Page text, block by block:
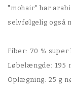
"mohair" har
selvfølgelig også
Fiber: 70 %
Løbelængde: 195
Oplægning: 25 g